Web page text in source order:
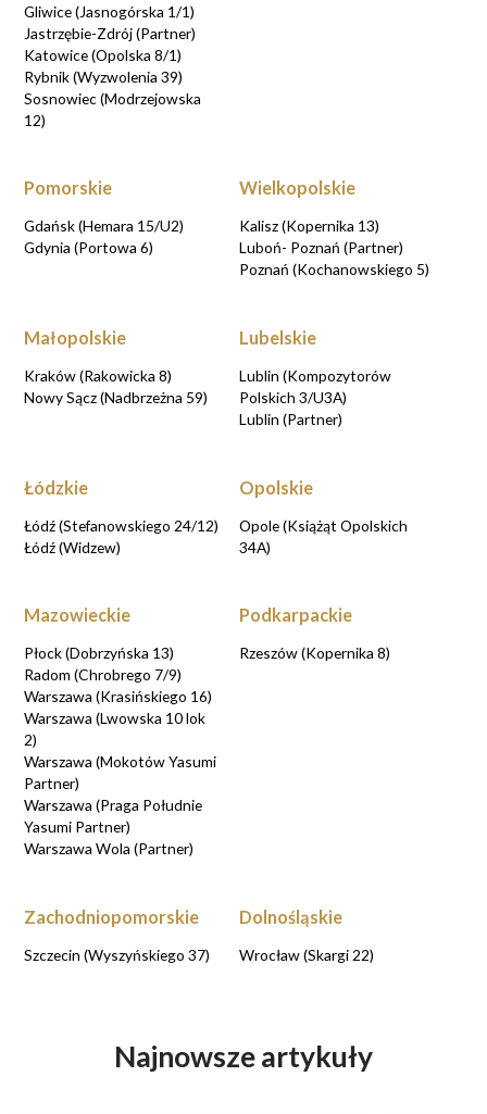
Gliwice (Jasnogórska 1/1)
Jastrzębie-Zdrój (Partner)
Katowice (Opolska 8/1)
Rybnik (Wyzwolenia 39)
Sosnowiec (Modrzejowska
12)
Pomorskie
Gdańsk (Hemara 15/U2)
Gdynia (Portowa 6)
Wielkopolskie
Kalisz (Kopernika 13)
Luboń- Poznań (Partner)
Poznań (Kochanowskiego 5)
Małopolskie
Kraków (Rakowicka 8)
Nowy Sącz (Nadbrzeżna 59)
Lubelskie
Lublin (Kompozytorów
Polskich 3/U3A)
Lublin (Partner)
Łódzkie
Łódź (Stefanowskiego 24/12)
Łódź (Widzew)
Opolskie
Opole (Książąt Opolskich
34A)
Mazowieckie
Płock (Dobrzyńska 13)
Radom (Chrobrego 7/9)
Warszawa (Krasińskiego 16)
Warszawa (Lwowska 10 lok
2)
Warszawa (Mokotów Yasumi
Partner)
Warszawa (Praga Południe
Yasumi Partner)
Warszawa Wola (Partner)
Podkarpackie
Rzeszów (Kopernika 8)
Zachodniopomorskie
Szczecin (Wyszyńskiego 37)
Dolnośląskie
Wrocław (Skargi 22)
Najnowsze artykuły